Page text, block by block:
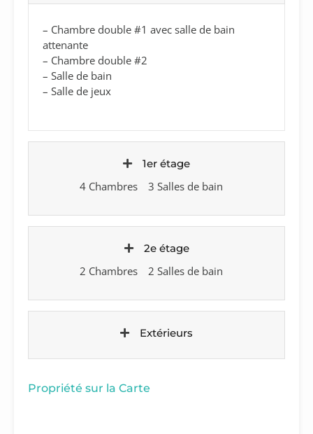
– Chambre double #1 avec salle de bain
attenante
– Chambre double #2
– Salle de bain
– Salle de jeux
1er étage
4 Chambres 3 Salles de bain
2e étage
2 Chambres 2 Salles de bain
Extérieurs
Propriété sur la Carte